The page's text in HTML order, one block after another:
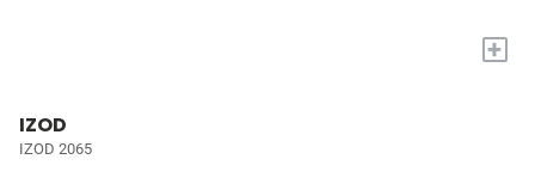
+
IZOD
IZOD 2065